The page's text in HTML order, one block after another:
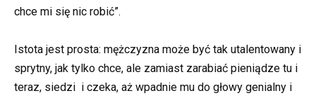
chce mi się nic robić”.
Istota jest prosta: mężczyzna może być tak utalentowany i
sprytny, jak tylko chce, ale zamiast zarabiać pieniądze tu i
teraz, siedzi i czeka, aż wpadnie mu do głowy genialny i